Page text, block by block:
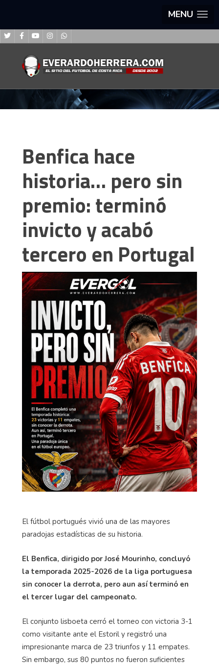
MENU
Benfica hace
historia… pero sin
premio: terminó
invicto y acabó
tercero en Portugal
El fútbol portugués vivió una de las mayores
paradojas estadísticas de su historia.
El Benfica, dirigido por José Mourinho, concluyó
la temporada 2025-2026 de la liga portuguesa
sin conocer la derrota, pero aun así terminó en
el tercer lugar del campeonato.
El conjunto lisboeta cerró el torneo con victoria 3-1
como visitante ante el Estoril y registró una
impresionante marca de 23 triunfos y 11 empates.
Sin embargo, sus 80 puntos no fueron suficientes